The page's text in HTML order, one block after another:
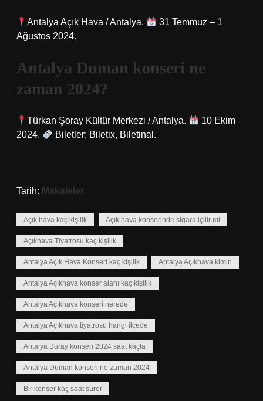
Antalya Açık Hava / Antalya.
31 Temmuz – 1
Ağustos 2024.
Antalya Duman konseri ne
zaman 2024?
Türkan Şoray Kültür Merkezi / Antalya.
10 Ekim
2024.
Biletler; Biletix, Biletinal.
Tarih: Makaleler
Açık hava kaç kişilik Açık hava konserinde sigara içilir mi
Açıkhava Tiyatrosu kaç kişilik
Antalya Açık Hava Konseri kaç kişilik Antalya Açıkhava kimin
Antalya Açıkhava konser alanı kaç kişilik
Antalya Açıkhava konseri nerede
Antalya Açıkhava tiyatrosu hangi ilçede
Antalya Buray konseri 2024 saat kaçta
Antalya Duman konseri ne zaman 2024
Bir konser kaç saat sürer